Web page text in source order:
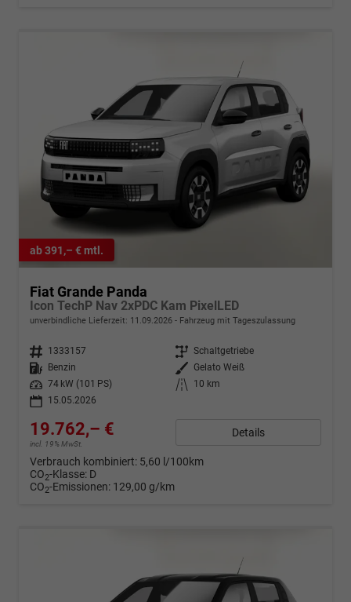
ab 391,– € mtl.
Fiat Grande Panda
Icon TechP Nav 2xPDC Kam PixelLED
unverbindliche Lieferzeit: 11.09.2026 Fahrzeug mit Tageszulassung
Fahrzeugnr. 1333157 Getriebe Schaltgetriebe
Kraftstoff
Benzin Außenfarbe
Gelato Weiß
Leistung
74 kW (101 PS) Kilometerstand
10 km
15.05.2026
19.762,– €
incl. 19% MwSt.
Details
Verbrauch kombiniert: 5,60 l/100km
CO2-Klasse: D
CO2-Emissionen: 129,00 g/km